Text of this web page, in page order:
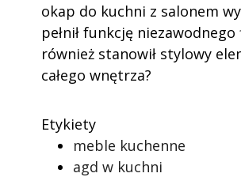
okap do kuchni z salonem
pełnił funkcję
również stanowił stylowy
całego wnętrza?
Etykiety
meble kuchenne
agd w kuchni